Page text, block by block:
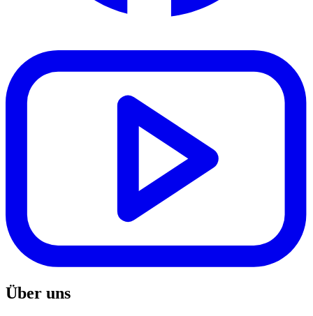
Über uns